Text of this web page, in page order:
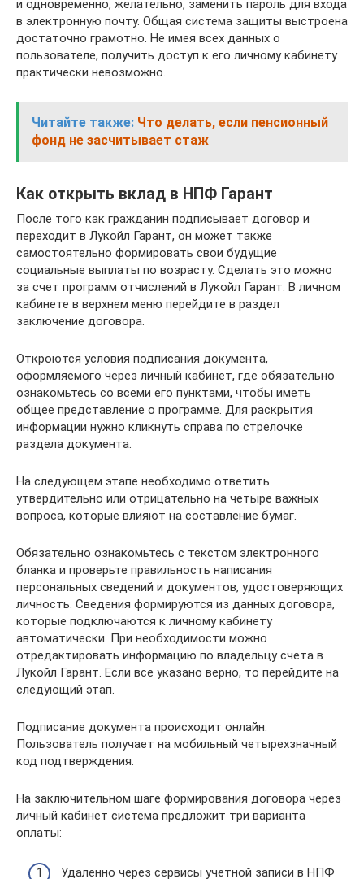
и одновременно, желательно, заменить пароль для входа
в электронную почту. Общая система защиты выстроена
достаточно грамотно. Не имея всех данных о
пользователе, получить доступ к его личному кабинету
практически невозможно.
Читайте также: Что делать, если пенсионный
фонд не засчитывает стаж
Как открыть вклад в НПФ Гарант
После того как гражданин подписывает договор и
переходит в Лукойл Гарант, он может также
самостоятельно формировать свои будущие
социальные выплаты по возрасту. Сделать это можно
за счет программ отчислений в Лукойл Гарант. В личном
кабинете в верхнем меню перейдите в раздел
заключение договора.
Откроются условия подписания документа,
оформляемого через личный кабинет, где обязательно
ознакомьтесь со всеми его пунктами, чтобы иметь
общее представление о программе. Для раскрытия
информации нужно кликнуть справа по стрелочке
раздела документа.
На следующем этапе необходимо ответить
утвердительно или отрицательно на четыре важных
вопроса, которые влияют на составление бумаг.
Обязательно ознакомьтесь с текстом электронного
бланка и проверьте правильность написания
персональных сведений и документов, удостоверяющих
личность. Сведения формируются из данных договора,
которые подключаются к личному кабинету
автоматически. При необходимости можно
отредактировать информацию по владельцу счета в
Лукойл Гарант. Если все указано верно, то перейдите на
следующий этап.
Подписание документа происходит онлайн.
Пользователь получает на мобильный четырехзначный
код подтверждения.
На заключительном шаге формирования договора через
личный кабинет система предложит три варианта
оплаты:
Удаленно через сервисы учетной записи в НПФ